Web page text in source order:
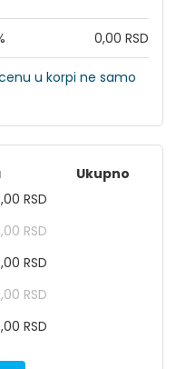
0,00 RSD
u korpi ne samo
Ukupno
RSD
RSD
RSD
RSD
RSD